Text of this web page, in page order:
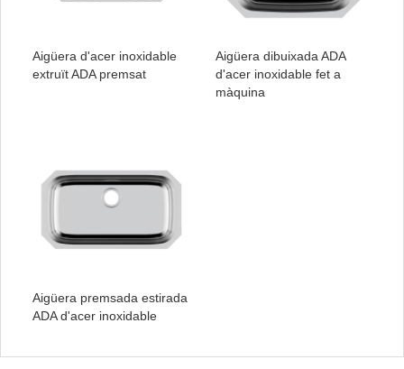
Aigüera d'acer inoxidable
extruït ADA premsat
Aigüera dibuixada ADA
d'acer inoxidable fet a
màquina
Aigüera premsada estirada
ADA d'acer inoxidable